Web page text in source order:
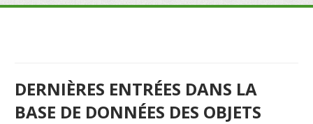
DERNIÈRES ENTRÉES DANS LA
BASE DE DONNÉES DES OBJETS